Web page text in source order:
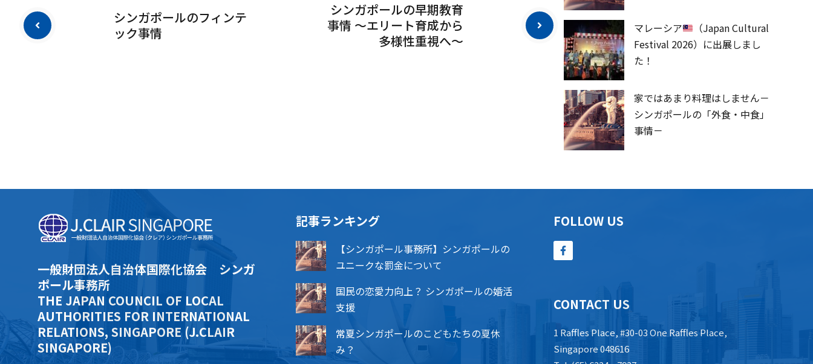
シンガポールのフィンテ
ック事情
シンガポールの早期教育
事情 ～エリート育成から
多様性重視へ～
マレーシア
（Japan Cultural
Festival 2026）に出展しまし
た！
家ではあまり料理はしません－
シンガポールの「外食・中食」
事情－
一般財団法人自治体国際化協会 シンガ
ポール事務所
THE JAPAN COUNCIL OF LOCAL
AUTHORITIES FOR INTERNATIONAL
RELATIONS, SINGAPORE (J.CLAIR
SINGAPORE)
記事ランキング
【シンガポール事務所】シンガポールの
ユニークな罰金について
国民の恋愛力向上？ シンガポールの婚活
支援
常夏シンガポールのこどもたちの夏休
み？
FOLLOW US
CONTACT US
1 Raffles Place, #30-03 One Raffles Place,
Singapore 048616